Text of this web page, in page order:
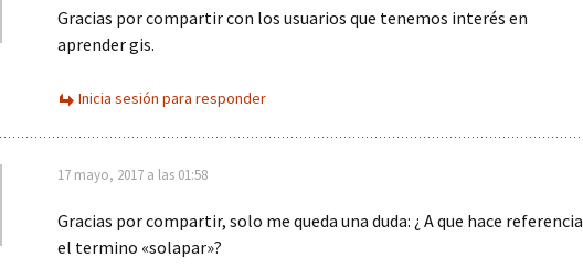
Gracias por compartir con los usuarios que tenemos interés en
aprender gis.
Inicia sesión para responder
17 mayo, 2017 a las 01:58
Gracias por compartir, solo me queda una duda: ¿ A que hace referencia
el termino «solapar»?